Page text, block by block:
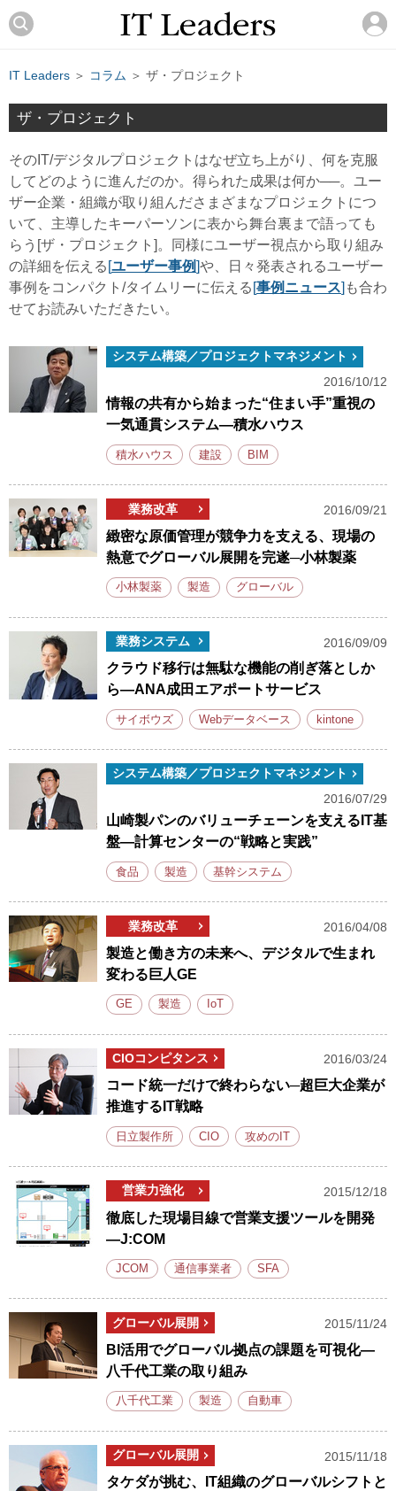
IT Leaders ＞ コラム ＞ ザ・プロジェクト
ザ・プロジェクト
そのIT/デジタルプロジェクトはなぜ立ち上がり、何を克服
してどのように進んだのか。得られた成果は何か──。ユー
ザー企業・組織が取り組んださまざまなプロジェクトにつ
いて、主導したキーパーソンに表から舞台裏まで語っても
らう[ザ・プロジェクト]。同様にユーザー視点から取り組み
の詳細を伝える [ユーザー事例]や、日々発表されるユーザー
事例をコンパクト/タイムリーに伝える [事例ニュース] も合わ
せてお読みいただきたい。
システム構築／プロジェクトマネジメント
2016/10/12
情報の共有から始まった“住まい手”重視の
一気通貫システム―積水ハウス
積水ハウス 建設 BIM
業務改革 2016/09/21
緻密な原価管理が競争力を支える、現場の
熱意でグローバル展開を完遂─小林製薬
小林製薬 製造 グローバル
業務システム 2016/09/09
クラウド移行は無駄な機能の削ぎ落としか
ら―ANA成田エアポートサービス
サイボウズ Webデータベース kintone
システム構築／プロジェクトマネジメント
2016/07/29
山崎製パンのバリューチェーンを支えるIT基
盤―計算センターの“戦略と実践”
食品 製造 基幹システム
業務改革 2016/04/08
製造と働き方の未来へ、デジタルで生まれ
変わる巨人GE
GE 製造 IoT
CIOコンピタンス 2016/03/24
コード統一だけで終わらない─超巨大企業が
推進するIT戦略
日立製作所 CIO 攻めのIT
営業力強化 2015/12/18
徹底した現場目線で営業支援ツールを開発
―J:COM
JCOM 通信事業者 SFA
グローバル展開 2015/11/24
BI活用でグローバル拠点の課題を可視化―
八千代工業の取り組み
八千代工業 製造 自動車
グローバル展開 2015/11/18
タケダが挑む、IT組織のグローバルシフトと